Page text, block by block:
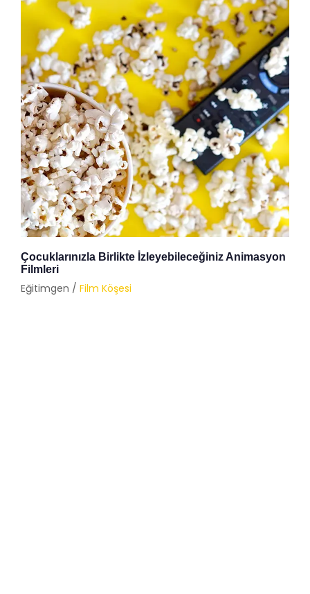
Çocuklarınızla Birlikte İzleyebileceğiniz Animasyon
Filmleri
Eğitimgen / Film Köşesi